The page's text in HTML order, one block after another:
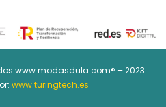
www.modasdula.com® – 2023
www.turingtech.es